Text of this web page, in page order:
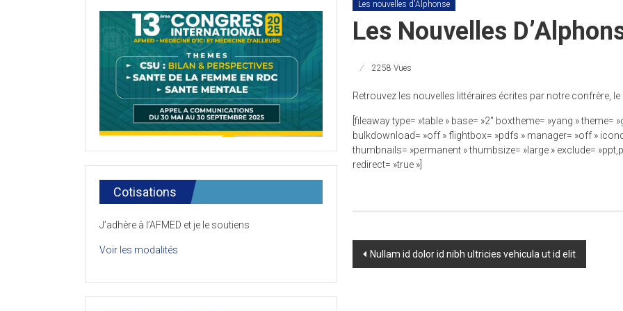
Les nouvelles d'Alphonse
Les Nouvelles
2258 Vues
Retrouvez les nouvelles littéraires écrites par notre confrère,
[fileaway type= »table » base= »2″ boxtheme= »yang » theme=
bulkdownload= »off » flightbox= »pdfs » manager= »off »
thumbnails= »permanent » thumbsize= »large » exclude=
redirect= »true »]
Post
Nullam id dolor id nibh ultricies vehicula ut id elit
Cotisations
J’adhère à l’AFMED et je le soutiens
Voir les modalités